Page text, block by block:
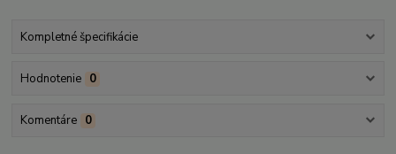
Kompletné špecifikácie
Hodnotenie 0
Komentáre 0